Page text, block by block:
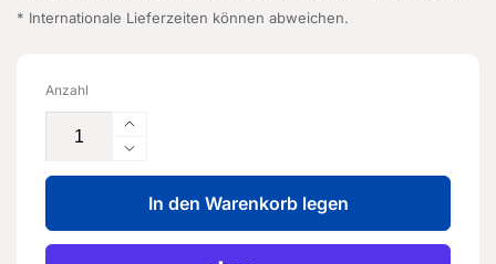
* Internationale Lieferzeiten können abweichen.
Anzahl
Erhöhe
die
Menge
für
Abdeckblech
-
Verringere
die
Menge
für
Abdeckblech
In den Warenkorb legen